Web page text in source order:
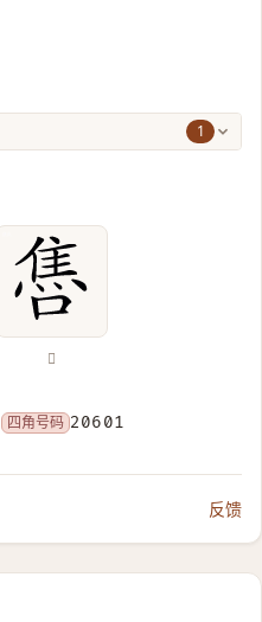
1
𨿞
四角号码 20601
反馈